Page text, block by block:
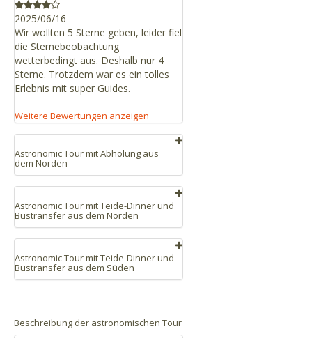
2025/06/16
Wir wollten 5 Sterne geben, leider fiel
die Sternebeobachtung
wetterbedingt aus. Deshalb nur 4
Sterne. Trotzdem war es ein tolles
Erlebnis mit super Guides.
Weitere Bewertungen anzeigen
Astronomic Tour mit Abholung aus
dem Norden
Absolut empfehlenswert! Das ist ein
einmaliges Erlebnis und wird von
einem super Team begleitet. 6
interessante Führung und
Präsentation. Guide Luca vermittelte
Astronomic Tour mit Teide-Dinner und
Bustransfer aus dem Norden
Gute Tour. Ich hätte mir mehr
Nutzung der Teleskope gewünscht.
2025/09/18
Bei diesem Event war jeder Cent sein
Astronomic Tour mit Teide-Dinner und
Bustransfer aus dem Süden
2026/07/31
-
Beschreibung der astronomischen Tour